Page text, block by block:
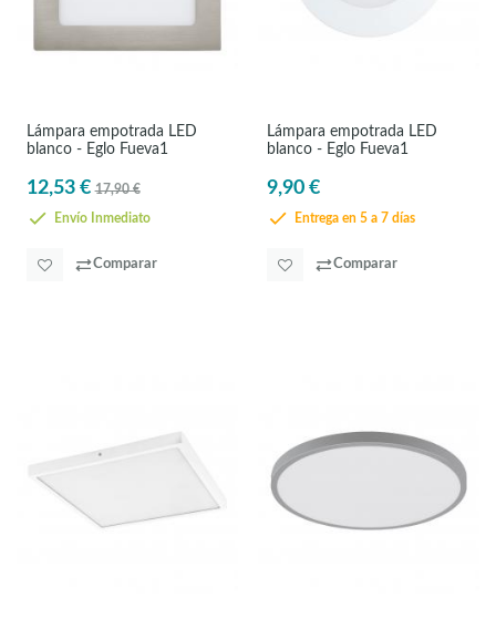
Lámpara empotrada LED
blanco - Eglo Fueva1
12,53 € 17,90 €
Envío Inmediato
Comparar
Lámpara empotrada LED
blanco - Eglo Fueva1
9,90 €
Entrega en 5 a 7 días
Comparar